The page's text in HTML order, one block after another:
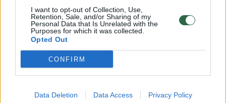
I want to opt-out of Collection, Use,
Retention, Sale, and/or Sharing of my
Personal Data that Is Unrelated with the
Purposes for which it was collected.
Opted Out
CONFIRM
Data Deletion Data Access Privacy Policy
specialistas išreiškė didžiulį susižavėjimą tiek
Vilniumi, tiek ir „Žalgirio“ sirgaliais.
„Visų pirma, kai atvykome į miestą, viskas
buvo nuostabu, žmonės geri, malonūs, viskas